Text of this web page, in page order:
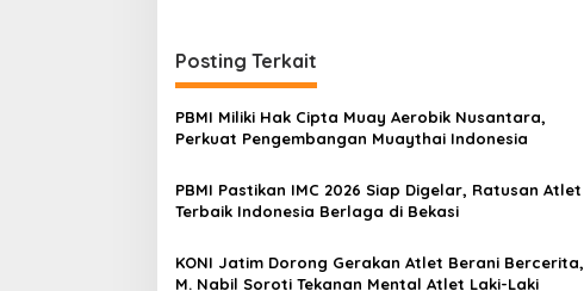
i
g
a
s
i
p
s
Posting Terkait
PBMI Miliki Hak Cipta Muay Aerobik Nusantara,
Perkuat Pengembangan Muaythai Indonesia
PBMI Pastikan IMC 2026 Siap Digelar, Ratusan Atlet
Terbaik Indonesia Berlaga di Bekasi
KONI Jatim Dorong Gerakan Atlet Berani Bercerita,
M. Nabil Soroti Tekanan Mental Atlet Laki-Laki